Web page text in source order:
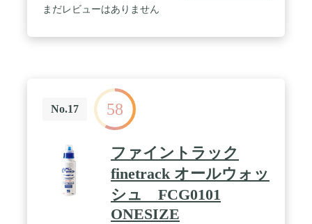
強で約25ml)
まだレビューはありません
No.17 58
ファイントラック
finetrack オールウォッ
シュ FCG0101
ONESIZE